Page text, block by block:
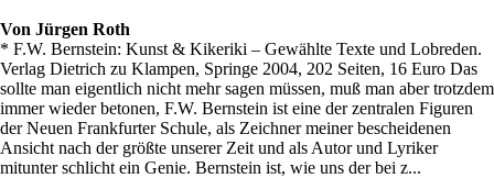
Von Jürgen Roth
* F.W. Bernstein: Kunst & Kikeriki – Gewählte Texte und Lobreden.
Verlag Dietrich zu Klampen, Springe 2004, 202 Seiten, 16 Euro Das
sollte man eigentlich nicht mehr sagen müssen, muß man aber trotzdem
immer wieder betonen, F.W. Bernstein ist eine der zentralen Figuren
der Neuen Frankfurter Schule, als Zeichner meiner bescheidenen
Ansicht nach der größte unserer Zeit und als Autor und Lyriker
mitunter schlicht ein Genie. Bernstein ist, wie uns der bei z...